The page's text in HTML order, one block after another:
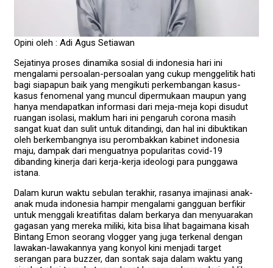
Opini oleh : Adi Agus Setiawan
Sejatinya proses dinamika sosial di indonesia hari ini
mengalami persoalan-persoalan yang cukup menggelitik hati
bagi siapapun baik yang mengikuti perkembangan kasus-
kasus fenomenal yang muncul dipermukaan maupun yang
hanya mendapatkan informasi dari meja-meja kopi disudut
ruangan isolasi, maklum hari ini pengaruh corona masih
sangat kuat dan sulit untuk ditandingi, dan hal ini dibuktikan
oleh berkembangnya isu perombakkan kabinet indonesia
maju, dampak dari menguatnya popularitas covid-19
dibanding kinerja dari kerja-kerja ideologi para punggawa
istana.
Dalam kurun waktu sebulan terakhir, rasanya imajinasi anak-
anak muda indonesia hampir mengalami gangguan berfikir
untuk menggali kreatifitas dalam berkarya dan menyuarakan
gagasan yang mereka miliki, kita bisa lihat bagaimana kisah
Bintang Emon seorang vlogger yang juga terkenal dengan
lawakan-lawakannya yang konyol kini menjadi target
serangan para buzzer, dan sontak saja dalam waktu yang